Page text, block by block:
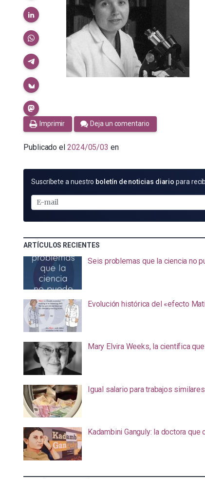
Imprimir Deja un comentario
Publicado el 2024/05/03 en
SUSCRÍBETE
E-
MAIL
Suscríbete a nuestro boletín de noticias diario para
ARTÍCULOS RECIENTES
Seis problemas que la ciencia no
Evolución histórica del «efecto
Mary Elvira Weeks, la científica
Igual salario para trabajos
Kadambini Ganguly: la doctora